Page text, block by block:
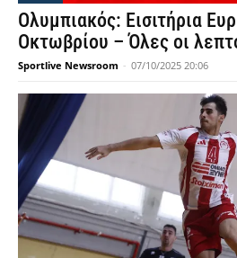
Ολυμπιακός: Εισιτήρια
Οκτωβρίου – Όλες οι
Sportlive Newsroom - 07/10/2025 20:06